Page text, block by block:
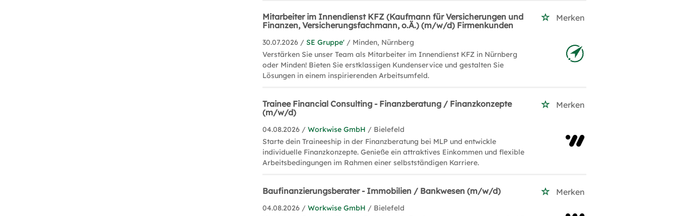
Mitarbeiter im Innendienst KFZ (Kaufmann für Versicherungen und
Finanzen, Versicherungsfachmann, o.Ä.) (m/w/d) Firmenkunden
Merken
30.07.2026 /SE Gruppe' / Minden, Nürnberg
Verstärken Sie unser Team als Mitarbeiter im Innendienst KFZ in Nürnberg
oder Minden! Bieten Sie erstklassigen Kundenservice und gestalten Sie
Lösungen in einem inspirierenden Arbeitsumfeld.
Trainee Financial Consulting - Finanzberatung / Finanzkonzepte
(m/w/d)
Merken
04.08.2026 /Workwise GmbH / Bielefeld
Starte dein Traineeship in der Finanzberatung bei MLP und entwickle
individuelle Finanzkonzepte. Genieße ein attraktives Einkommen und flexible
Arbeitsbedingungen im Rahmen einer selbstständigen Karriere.
Baufinanzierungsberater - Immobilien / Bankwesen (m/w/d) Merken
04.08.2026 /Workwise GmbH / Bielefeld